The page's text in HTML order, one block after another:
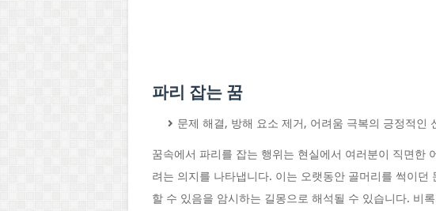
파리 잡는 꿈
문제 해결, 방해 요소 제거, 어려움 극복의 긍정적인
꿈속에서 파리를 잡는 행위는 현실에서 여러분이 직면한
려는 의지를 나타냅니다. 이는 오랫동안 골머리를 썩이던
할 수 있음을 암시하는 길몽으로 해석될 수 있습니다. 비